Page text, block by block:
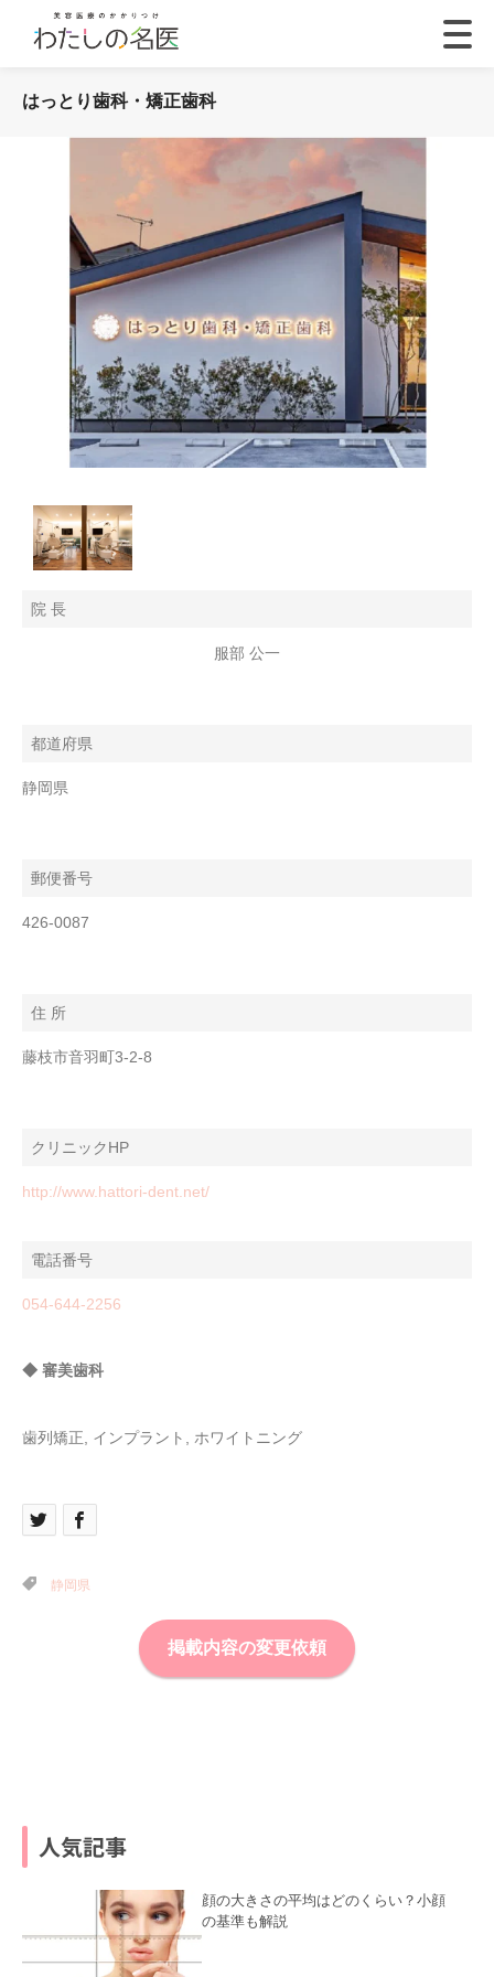
はっとり歯科・矯正歯科
院 長
服部 公一
都道府県
静岡県
郵便番号
426-0087
住 所
藤枝市音羽町3-2-8
クリニックHP
http://www.hattori-dent.net/
電話番号
054-644-2256
◆ 審美歯科
歯列矯正, インプラント, ホワイトニング
静岡県
掲載内容の変更依頼
人気記事
顔の大きさの平均はどのくらい？小顔
の基準も解説